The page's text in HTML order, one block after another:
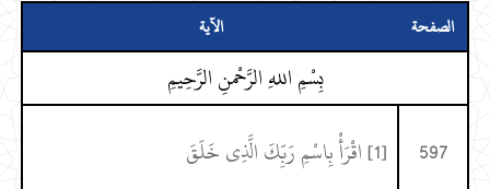
الصفحة الآية
بِسْمِ اللهِ الرَّحْمنِ الرَّحِيمِ
597
[1] اقْرَأْ بِاسْمِ رَبِّكَ الَّذِي خَلَقَ